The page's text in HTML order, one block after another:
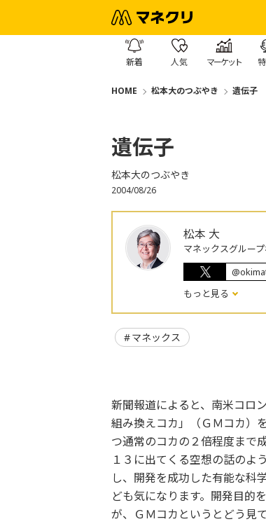
新着 人気 マーケット
HOME 松本大のつぶやき 遺伝子
遺伝子
松本大のつぶやき
2004/08/26
松本 大
マネックスグルー
もっと見る
マネックス
新聞報道によると、南米コロ
組み換えコカ」（ＧＭコカ）
つ通常のコカの２倍程度まで
１３に出てくる空想の話のよ
し、開発を成功した有能な科
ども気になります。開発目的
が、ＧＭコカというとどう見